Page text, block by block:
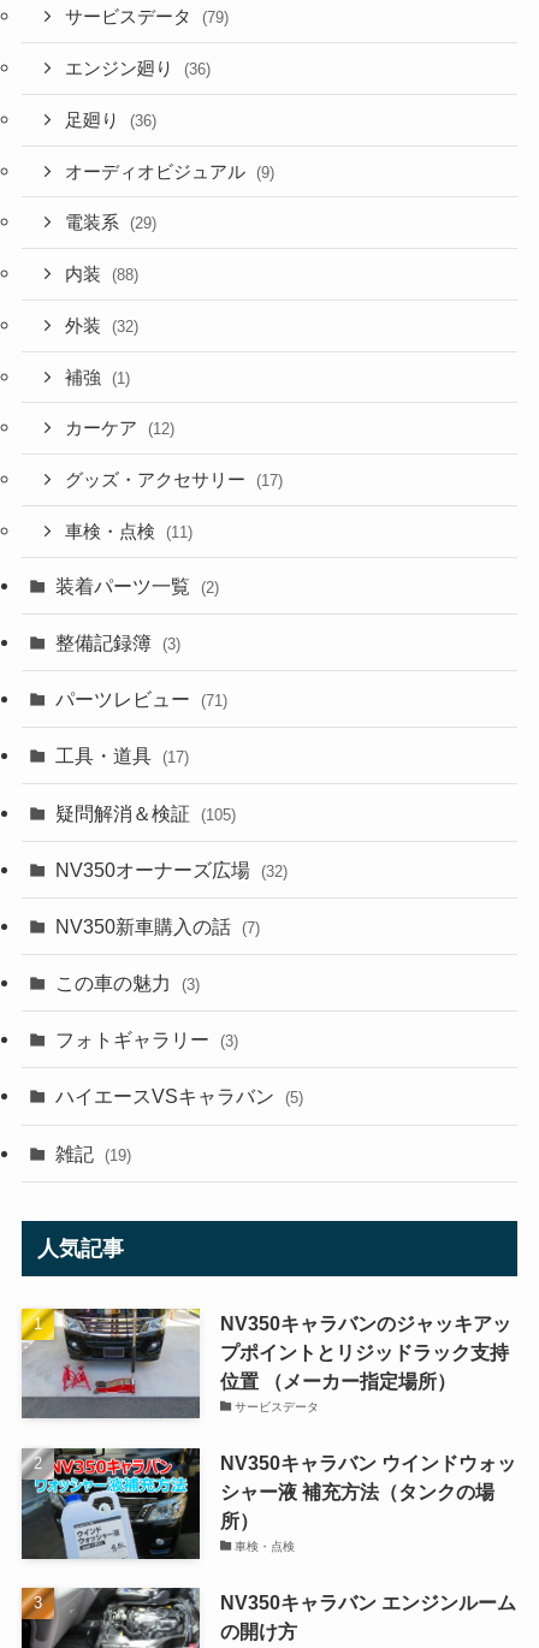
サービスデータ (79)
エンジン廻り (36)
足廻り (36)
オーディオビジュアル (9)
電装系 (29)
内装 (88)
外装 (32)
補強 (1)
カーケア (12)
グッズ・アクセサリー (17)
車検・点検 (11)
装着パーツ一覧 (2)
整備記録簿 (3)
パーツレビュー (71)
工具・道具 (17)
疑問解消＆検証 (105)
NV350オーナーズ広場 (32)
NV350新車購入の話 (7)
この車の魅力 (3)
フォトギャラリー (3)
ハイエースVSキャラバン (5)
雑記 (19)
人気記事
NV350キャラバンのジャッキアッ
プポイントとリジッドラック支持
位置 （メーカー指定場所）
サービスデータ
NV350キャラバン ウインドウォッ
シャー液 補充方法（タンクの場
所）
車検・点検
NV350キャラバン エンジンルーム
の開け方